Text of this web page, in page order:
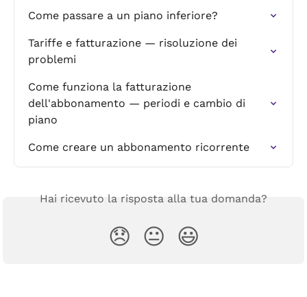
Come passare a un piano inferiore?
Tariffe e fatturazione — risoluzione dei
problemi
Come funziona la fatturazione
dell'abbonamento — periodi e cambio di
piano
Come creare un abbonamento ricorrente
Hai ricevuto la risposta alla tua domanda?
😞 😐 😃